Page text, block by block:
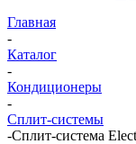
Главная
-
Каталог
-
Кондиционеры
-
Сплит-системы
-Сплит-система